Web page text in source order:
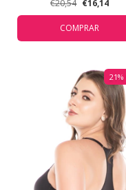
€20,54 €16,14
COMPRAR
21%